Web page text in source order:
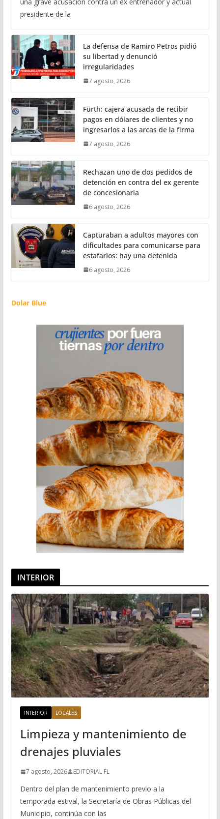
presidente de la
La defensa de Ramiro Petros pidió
su libertad y denunció
irregularidades
7 agosto, 2026
Fürth: cajera acusada de recibir
pagos en dólares de clientes y no
ingresarlos a las arcas de la firma
7 agosto, 2026
Rechazan uno de dos pedidos de
detención en contra del ex gerente
de concesionaria
6 agosto, 2026
Capturaban a adultos mayores con
dificultades para comunicarse para
estafarlos: hay una detenida
6 agosto, 2026
Dolar Blue
INTERIOR
INTERIOR LOCALES
Limpieza y mantenimiento de
drenajes pluviales
7 agosto, 2026 EDITORIAL FL
Dentro del plan de mantenimiento previo a la
temporada estival, la Secretaría de Obras Públicas del
Municipio, continúa con las